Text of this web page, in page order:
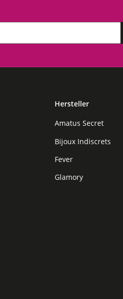
Hersteller
Amatus Secret
Bijoux Indiscrets
Fever
Glamory